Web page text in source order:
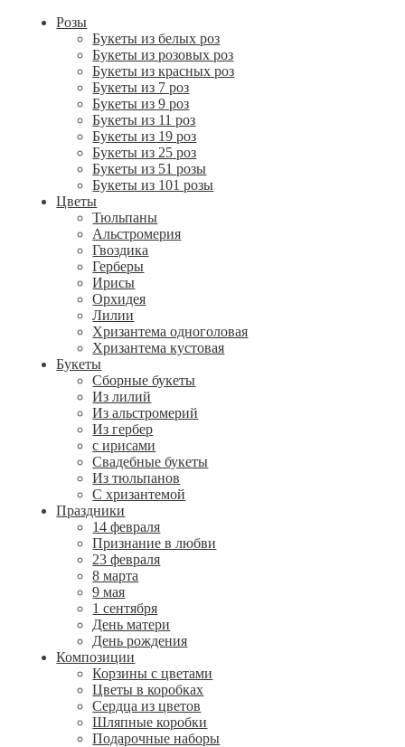
Розы
Букеты из белых роз
Букеты из розовых роз
Букеты из красных роз
Букеты из 7 роз
Букеты из 9 роз
Букеты из 11 роз
Букеты из 19 роз
Букеты из 25 роз
Букеты из 51 розы
Букеты из 101 розы
Цветы
Тюльпаны
Альстромерия
Гвоздика
Герберы
Ирисы
Орхидея
Лилии
Хризантема одноголовая
Хризантема кустовая
Букеты
Сборные букеты
Из лилий
Из альстромерий
Из гербер
с ирисами
Свадебные букеты
Из тюльпанов
С хризантемой
Праздники
14 февраля
Признание в любви
23 февраля
8 марта
9 мая
1 сентября
День матери
День рождения
Композиции
Корзины с цветами
Цветы в коробках
Сердца из цветов
Шляпные коробки
Подарочные наборы